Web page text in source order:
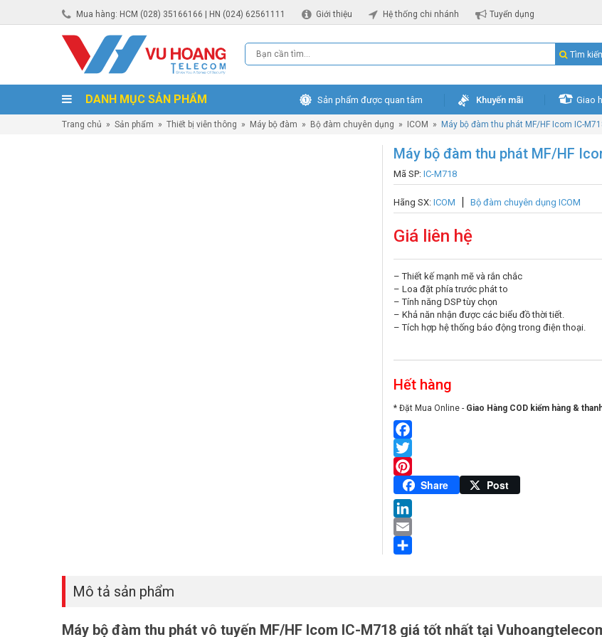
Mua hàng: HCM (028) 35166166 | HN (024) 62561111 Giới thiệu Hệ thống chi nhánh Tuyển dụng
Tìm
DANH MỤC SẢN PHẨM Sản phẩm được quan tâm Khuyến mãi Giao
Trang chủ » Sản phẩm » Thiết bị viễn thông » Máy bộ đàm » Bộ đàm chuyên dụng » ICOM » Máy bộ đàm thu phát MF/HF Icom IC-
Máy bộ đàm thu phát MF/HF
Mã SP: IC-M718
Hãng SX: ICOM Bộ đàm chuyên dụng ICOM
Giá liên hệ
– Thiết kế mạnh mẽ và rắn chắc
– Loa đặt phía trước phát to
– Tính năng DSP tùy chọn
– Khả năn nhận được các biểu đồ thời tiết.
– Tích hợp hệ thống báo động trong điện thoại.
Hết hàng
* Đặt Mua Online - Giao Hàng COD kiểm hàng &
Facebook
Twitter
Pinterest
Share Post
LinkedIn
Email
Mô tả sản phẩm
Máy bộ đàm thu phát vô tuyến MF/HF Icom IC-M718 giá tốt nhất tại